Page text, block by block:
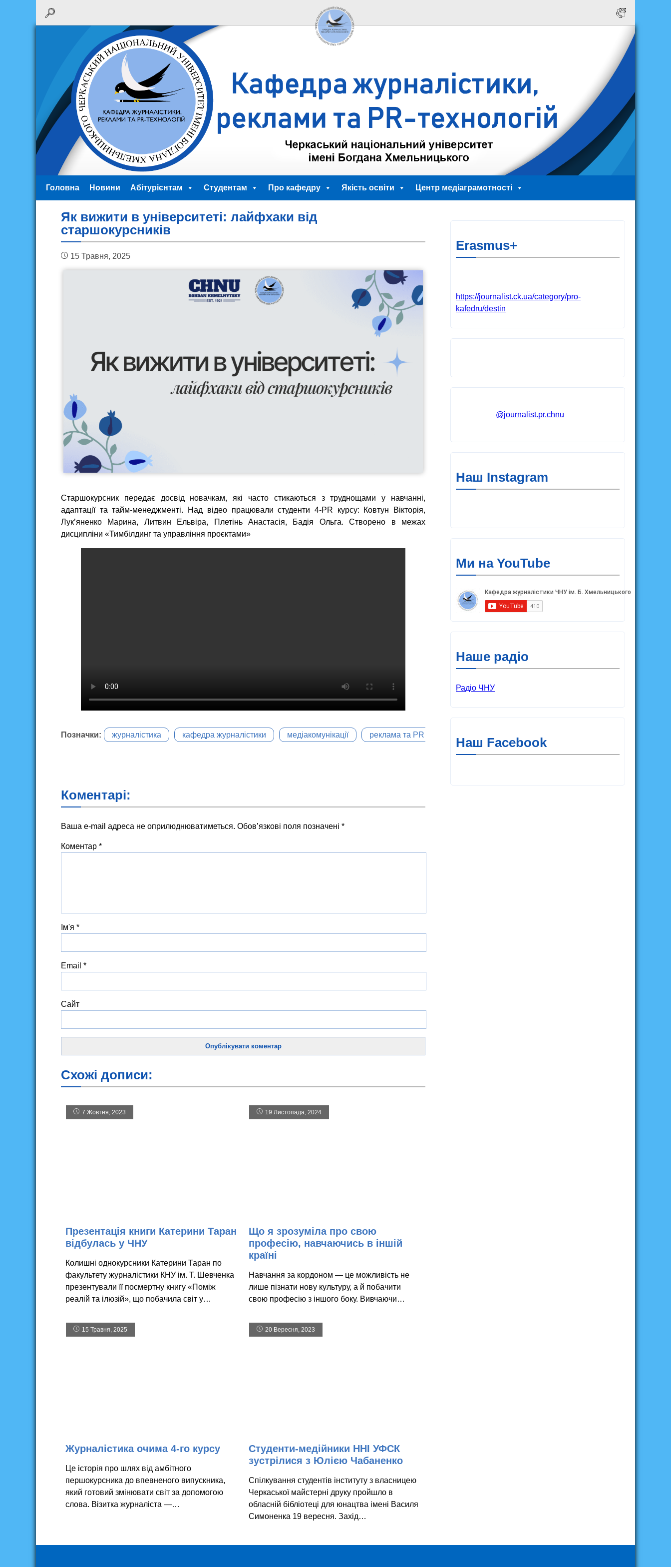
Головна Новини Абітурієнтам Студентам Про кафедру Якість освіти Центр медіаграмотності
Як вижити в університеті: лайфхаки від
старшокурсників
15 Травня, 2025
Старшокурсник передає досвід новачкам, які часто стикаються з труднощами у навчанні,
адаптації та тайм-менеджменті. Над відео працювали студенти 4-PR курсу: Ковтун Вікторія,
Лукʼяненко Марина, Литвин Ельвіра, Плетінь Анастасія, Бадія Ольга. Створено в межах
дисципліни «Тимбілдинг та управління проєктами»
Позначки: журналістика кафедра журналістики медіакомунікації реклама та PR у медіагалузі
Коментарі:
Ваша e-mail адреса не оприлюднюватиметься. Обов’язкові поля позначені *
Коментар *
Ім'я *
Email *
Сайт
Схожі дописи:
7 Жовтня, 2023
Презентація книги Катерини Таран
відбулась у ЧНУ
Колишні однокурсники Катерини Таран по
факультету журналістики КНУ ім. Т. Шевченка
презентували її посмертну книгу «Поміж
реалій та ілюзій», що побачила світ у…
19 Листопада, 2024
Що я зрозуміла про свою
професію, навчаючись в іншій
країні
Навчання за кордоном — це можливість не
лише пізнати нову культуру, а й побачити
свою професію з іншого боку. Вивчаючи…
15 Травня, 2025
Журналістика очима 4-го курсу
Це історія про шлях від амбітного
першокурсника до впевненого випускника,
який готовий змінювати світ за допомогою
слова. Візитка журналіста —…
20 Вересня, 2023
Студенти-медійники ННІ УФСК
зустрілися з Юлією Чабаненко
Спілкування студентів інституту з власницею
Черкаської майстерні друку пройшло в
обласній бібліотеці для юнацтва імені Василя
Симоненка 19 вересня. Захід…
Erasmus+
https://journalist.ck.ua/category/pro-
kafedru/destin
@journalist.pr.chnu
Наш Instagram
Ми на YouTube
Наше радіо
Радіо ЧНУ
Наш Facebook